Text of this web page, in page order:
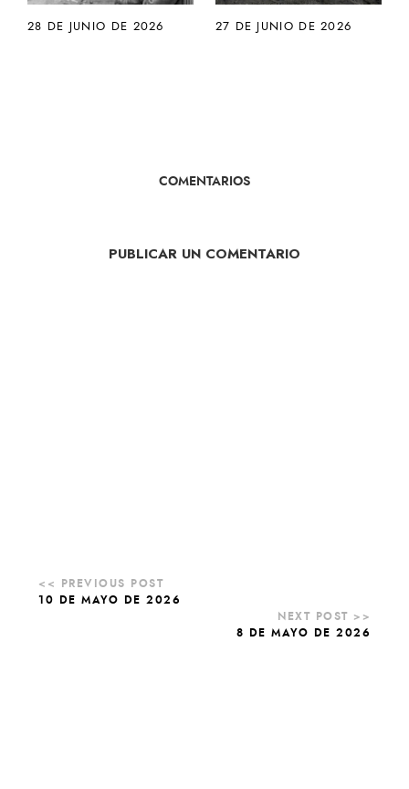
28 DE JUNIO DE 2026 27 DE JUNIO DE 2026
COMENTARIOS
PUBLICAR UN COMENTARIO
10 DE MAYO DE 2026
8 DE MAYO DE 2026